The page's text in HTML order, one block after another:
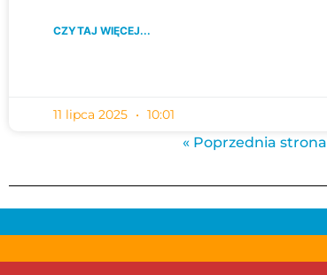
CZYTAJ WIĘCEJ...
11 lipca 2025 10:01
« Poprzednia strona